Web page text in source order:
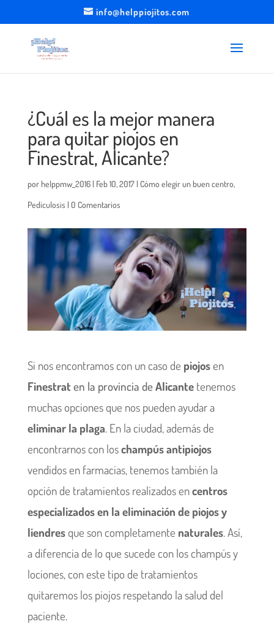
info@helppiojitos.com
¿Cuál es la mejor manera
para quitar piojos en
Finestrat, Alicante?
porhelppmw_2016| Feb 10, 2017| Cómo elegir un buen centro,
Pediculosis | 0 Comentarios
Si nos encontramos con un caso de piojos en
Finestrat en la provincia deAlicantetenemos
muchas opciones que nos pueden ayudar a
eliminar la plaga. En la ciudad, además de
encontrarnos con loschampús antipiojos
vendidos en farmacias, tenemos también la
opción de tratamientos realizados encentros
especializados en la eliminación de piojos y
liendres que son completamente naturales. Así,
a diferencia de lo que sucede con los champús y
lociones, con este tipo de tratamientos
quitaremos los piojos respetando la salud del
paciente.